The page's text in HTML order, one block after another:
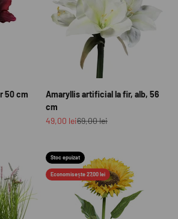
50 cm
Amaryllis artificial la fir, alb, 56
cm
Preț redus
49,00 leiPreț normal
69,00 lei
Stoc epuizat
Economisește 27,00 lei